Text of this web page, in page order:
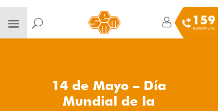
159
EMERGENCIA
14 de Mayo – Día
Mundial de la